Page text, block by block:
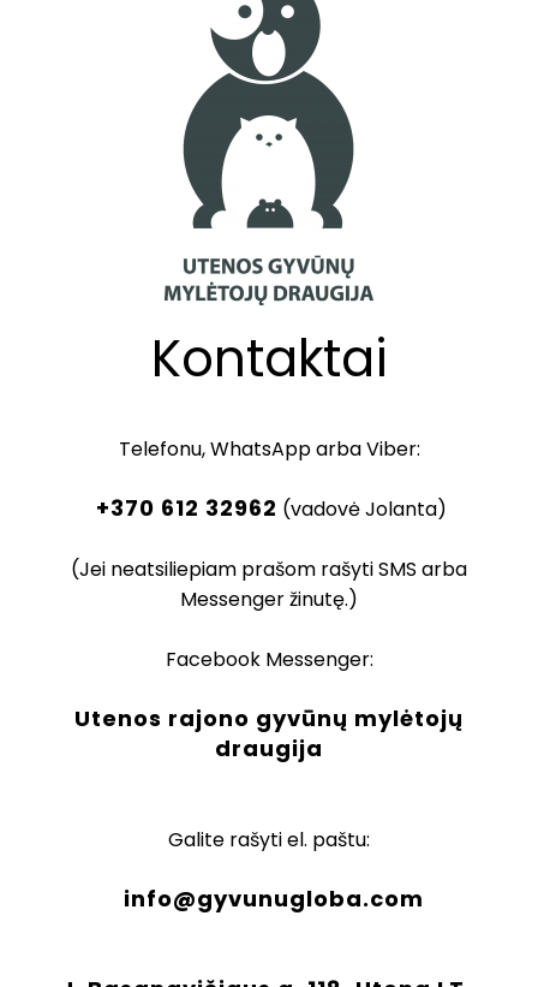
Kontaktai
Telefonu, WhatsApp arba Viber:
+370 612 32962 (vadovė Jolanta)
(Jei neatsiliepiam prašom rašyti SMS arba
Messenger žinutę.)
Facebook Messenger:
Utenos rajono gyvūnų mylėtojų
draugija
Galite rašyti el. paštu:
info@gyvunugloba.com